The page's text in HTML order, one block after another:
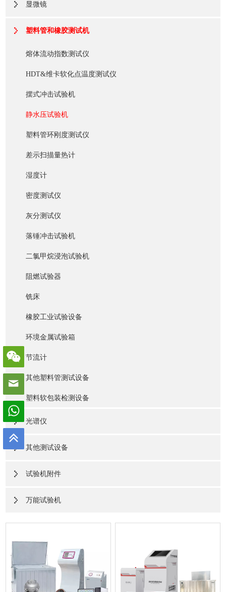
显微镜
塑料管和橡胶测试机
熔体流动指数测试仪
HDT&维卡软化点温度测试仪
摆式冲击试验机
静水压试验机
塑料管环刚度测试仪
差示扫描量热计
湿度计
密度测试仪
灰分测试仪
落锤冲击试验机
二氯甲烷浸泡试验机
阻燃试验器
铣床
橡胶工业试验设备
环境金属试验箱
节流计
其他塑料管测试设备
塑料软包装检测设备
光谱仪
其他测试设备
试验机附件
万能试验机